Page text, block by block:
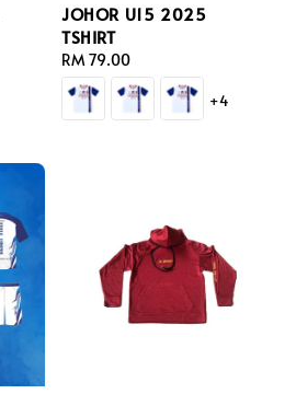
JOHOR U15 2025
TSHIRT
Regular
price
RM 79.00
+4